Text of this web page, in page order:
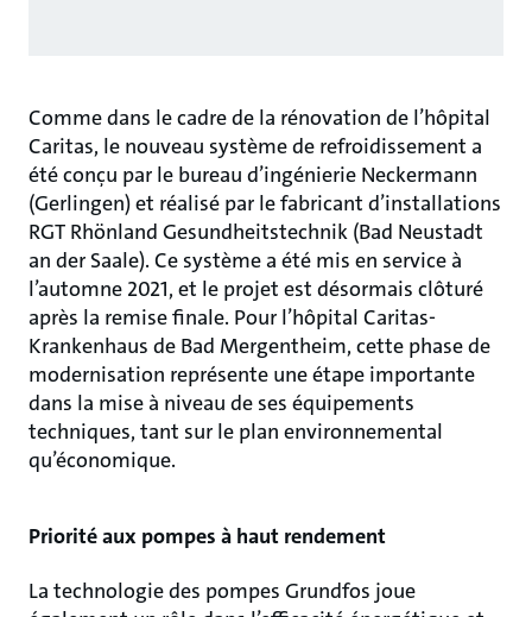
Comme dans le cadre de la rénovation de l’hôpital
Caritas, le nouveau système de refroidissement a
été conçu par le bureau d’ingénierie Neckermann
(Gerlingen) et réalisé par le fabricant d’installations
RGT Rhönland Gesundheitstechnik (Bad Neustadt
an der Saale). Ce système a été mis en service à
l’automne 2021, et le projet est désormais clôturé
après la remise finale. Pour l’hôpital Caritas-
Krankenhaus de Bad Mergentheim, cette phase de
modernisation représente une étape importante
dans la mise à niveau de ses équipements
techniques, tant sur le plan environnemental
qu’économique.
Priorité aux pompes à haut rendement
La technologie des pompes Grundfos joue